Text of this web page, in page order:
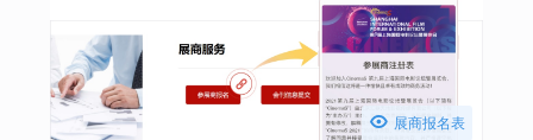
 展商报名表